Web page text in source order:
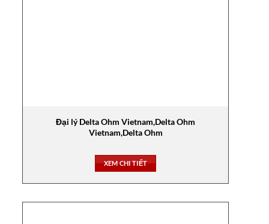
Đại lý Delta Ohm Vietnam,Delta Ohm
Vietnam,Delta Ohm
XEM CHI TIẾT